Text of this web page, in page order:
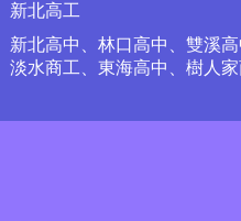
新北高工
新北高中、林口高中、雙溪
淡水商工、東海高中、樹人